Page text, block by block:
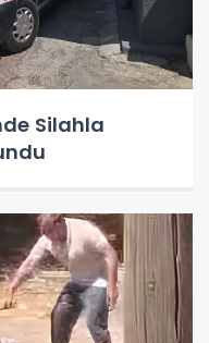
Silahla